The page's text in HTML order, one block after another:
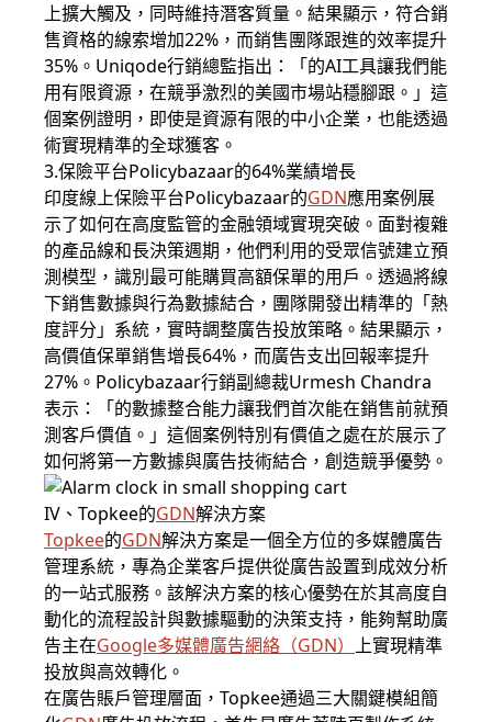
上擴大觸及，同時維持潛客質量。結果顯示，符合銷
售資格的線索增加22%，而銷售團隊跟進的效率提升
35%。Uniqode行銷總監指出：「的AI工具讓我們能
用有限資源，在競爭激烈的美國市場站穩腳跟。」這
個案例證明，即使是資源有限的中小企業，也能透過
術實現精準的全球獲客。
3.保險平台Policybazaar的64%業績增長
印度線上保險平台Policybazaar的GDN應用案例展
示了如何在高度監管的金融領域實現突破。面對複雜
的產品線和長決策週期，他們利用的受眾信號建立預
測模型，識別最可能購買高額保單的用戶。透過將線
下銷售數據與行為數據結合，團隊開發出精準的「熱
度評分」系統，實時調整廣告投放策略。結果顯示，
高價值保單銷售增長64%，而廣告支出回報率提升
27%。Policybazaar行銷副總裁Urmesh Chandra
表示：「的數據整合能力讓我們首次能在銷售前就預
測客戶價值。」這個案例特別有價值之處在於展示了
如何將第一方數據與廣告技術結合，創造競爭優勢。
IV、Topkee的GDN解決方案
Topkee的GDN解決方案是一個全方位的多媒體廣告
管理系統，專為企業客戶提供從廣告設置到成效分析
的一站式服務。該解決方案的核心優勢在於其高度自
動化的流程設計與數據驅動的決策支持，能夠幫助廣
告主在Google多媒體廣告網絡（GDN） 上實現精準
投放與高效轉化。
在廣告賬戶管理層面，Topkee通過三大關鍵模組簡